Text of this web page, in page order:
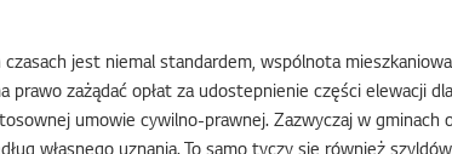
jest niemal standardem, wspólnota
prawo zażądać opłat za udostepnienie części elewacji
umowie cywilno-prawnej. Zazwyczaj w